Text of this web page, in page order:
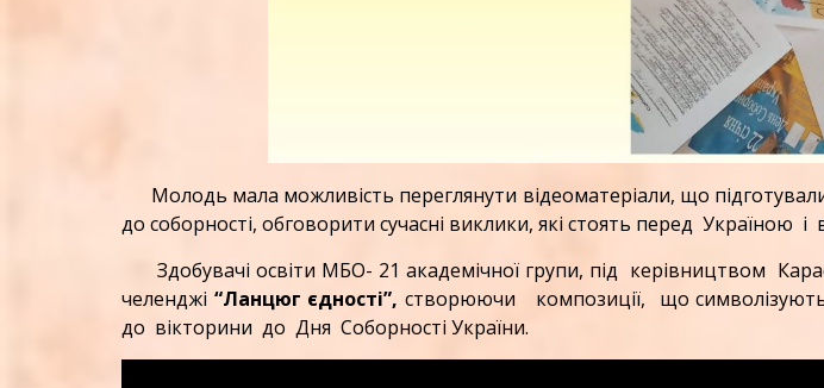
Молодь мала можливість переглянути відеоматеріали, що
до соборності, обговорити сучасні виклики, які стоять перед Україною
Здобувачі освіти МБО- 21 академічної групи, під керівництвом
челенджі “Ланцюг єдності”,створюючи композиції, що
до вікторини до Дня Соборності України.